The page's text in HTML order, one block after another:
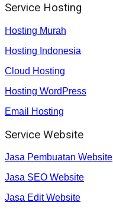
Service Hosting
Hosting Murah
Hosting Indonesia
Cloud Hosting
Hosting WordPress
Email Hosting
Service Website
Jasa Pembuatan Website
Jasa SEO Website
Jasa Edit Website